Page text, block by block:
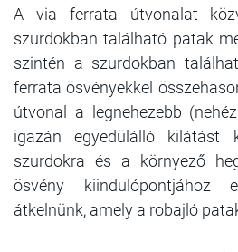
A via ferrata útvonalat
szurdokban található patak
szintén a szurdokban
ferrata ösvényekkel
útvonal a legnehezebb
igazán egyedülálló kilátást
szurdokra és a környező
ösvény kiindulópontjához
átkelnünk, amely a robajló